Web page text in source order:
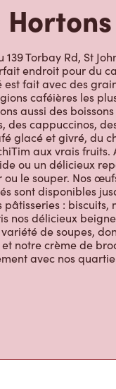
Hortons
139 Torbay Rd, St
endroit pour du
est fait avec des
caféières les
aussi des
des cappuccinos,
glacé et givré, du
aux vrais
ou un délicieux
le souper. Nos
sont disponibles
pâtisseries : biscuits,
nos délicieux
de soupes,
notre crème de
avec nos